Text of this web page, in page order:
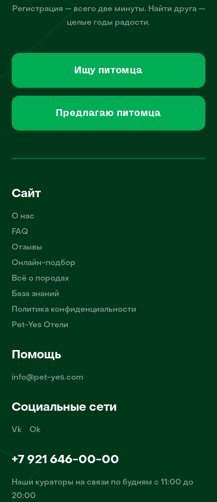
Регистрация — всего две минуты. Найти друга —
целые годы радости.
Ищу питомца
Предлагаю питомца
Сайт
О нас
FAQ
Отзывы
Онлайн-подбор
Всё о породах
База знаний
Политика конфиденциальности
Pet-Yes Отели
Помощь
info@pet-yes.com
Социальные сети
Vk Ok
+7 921 646-00-00
Наши кураторы на связи по будням с 11:00 до
20:00